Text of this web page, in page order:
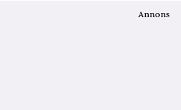
Annons